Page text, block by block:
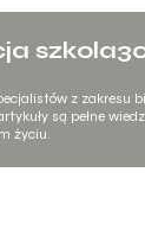
z zakresu
są pełne
życiu.